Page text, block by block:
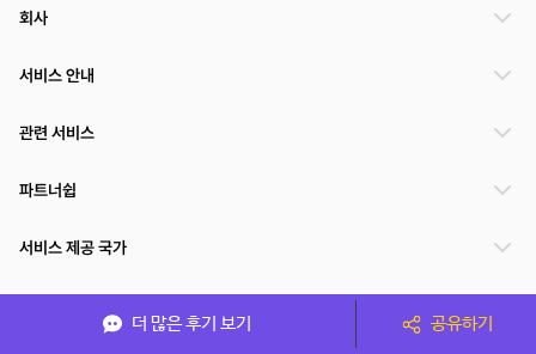
더 많은 후기 보기 공유하기
회사
서비스 안내
관련 서비스
파트너쉽
서비스 제공 국가
(주)NSPACE 사업자정보